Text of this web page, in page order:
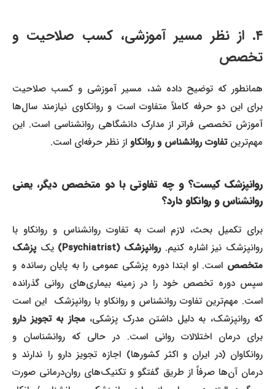
۴. از نظر مسیر آموزشی، کسب صلاحیت و
تخصص
همانطور که توضیح داده شد، مسیر آموزشی و کسب صلاحیت
برای این دو حرفه کاملاً متفاوت است و روانکاوی نیازمند سال‌ها
آموزش تخصصی فراتر از مدارک دانشگاهی روانشناسی است. این
مهم‌ترینتفاوت روانشناس و روانکاواز نظر حرفه‌ای است.
روانپزشک کیست؟ و چه تفاوتی با دو متخصص دیگر، یعنی
روانشناس و روانکاو دارد؟
برای تکمیل بحث، لازم است به تفاوت روانشناس و روانکاو با
روانپزشک نیز اشاره کنیم.روانپزشک (Psychiatrist) یکپزشک
متخصصاست. او ابتدا دوره پزشکی عمومی را به پایان رسانده و
سپس دوره تخصص خود را در زمینه بیماری‌های روانی گذرانده
است. مهم‌ترین تفاوت روانشناس و روانکاو با روانپزشک این است
که روانپزشک، به دلیل داشتن مدرک پزشکی،مجاز به تجویز دارو
برای درمان اختلالات روانی است. در حالی که روانشناسان و
روانکاوان (در ایران و اکثر کشورها) اجازه تجویز دارو را ندارند و
درمان آن‌ها صرفاً از طریق گفتگو و تکنیک‌های روان‌درمانی صورت